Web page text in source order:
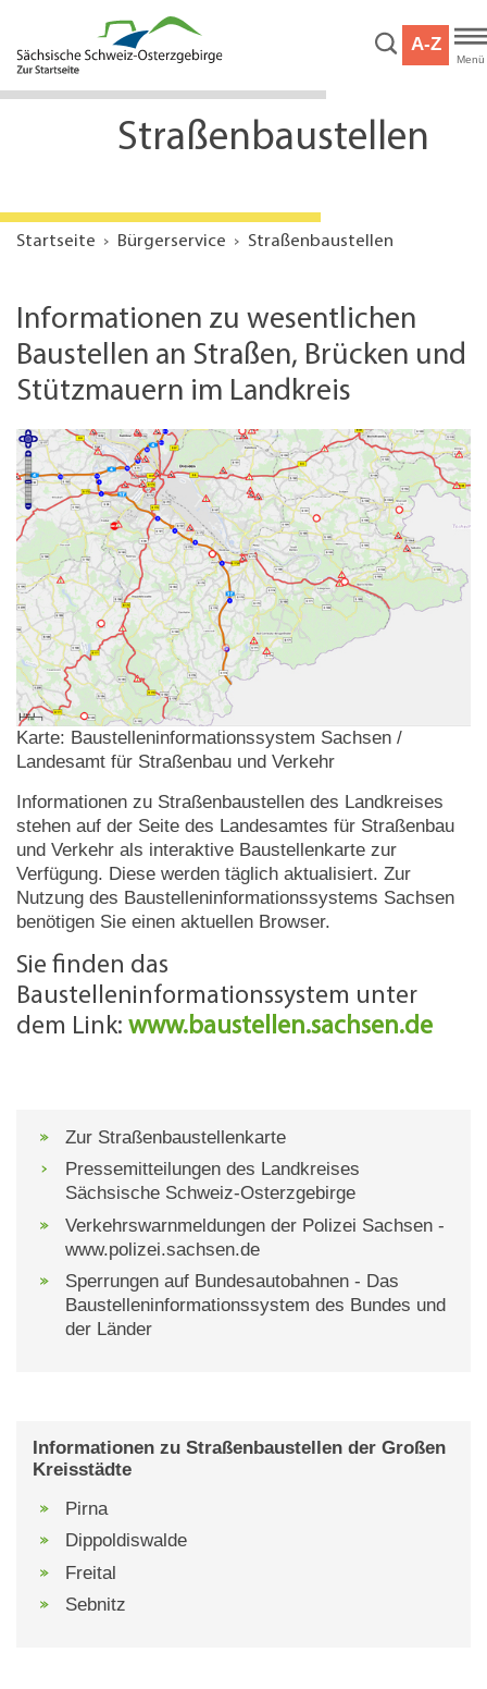
Hauptinhalt
Service
A-Z
Menü
Straßenbaustellen
Startseite Bürgerservice Straßenbaustellen
Informationen zu wesentlichen
Baustellen an Straßen, Brücken und
Stützmauern im Landkreis
Karte: Baustelleninformationssystem Sachsen /
Landesamt für Straßenbau und Verkehr
Informationen zu Straßenbaustellen des Landkreises
stehen auf der Seite des Landesamtes für Straßenbau
und Verkehr als interaktive Baustellenkarte zur
Verfügung. Diese werden täglich aktualisiert. Zur
Nutzung des Baustelleninformationssystems Sachsen
benötigen Sie einen aktuellen Browser.
Sie finden das
Baustelleninformationssystem unter
dem Link: www.baustellen.sachsen.de
Zur Straßenbaustellenkarte
Pressemitteilungen des Landkreises
Sächsische Schweiz-Osterzgebirge
Verkehrswarnmeldungen der Polizei Sachsen -
www.polizei.sachsen.de
Sperrungen auf Bundesautobahnen - Das
Baustelleninformationssystem des Bundes und
der Länder
Informationen zu Straßenbaustellen der Großen
Kreisstädte
Pirna
Dippoldiswalde
Freital
Sebnitz